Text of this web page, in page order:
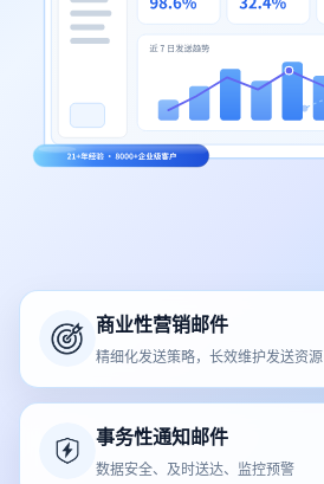
商业性营销邮件
精细化发送策略，长效维护发送资源
事务性通知邮件
数据安全、及时送达、监控预警